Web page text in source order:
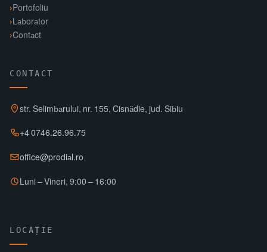
Portofoliu
Laborator
Contact
CONTACT
str. Selimbarului, nr. 155, Cisnădie, jud. Sibiu
+4 0746.26.96.75
office@prodial.ro
Luni – Vineri, 9:00 – 16:00
LOCAȚIE